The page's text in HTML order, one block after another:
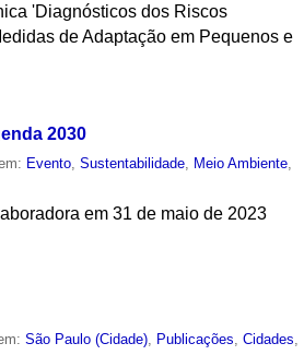
'Diagnósticos dos Riscos
de Adaptação em Pequenos e
2030
Evento ,Sustentabilidade Meio Ambiente
em 31 de maio de 2023
São Paulo (Cidade), Publicações,Cidades,